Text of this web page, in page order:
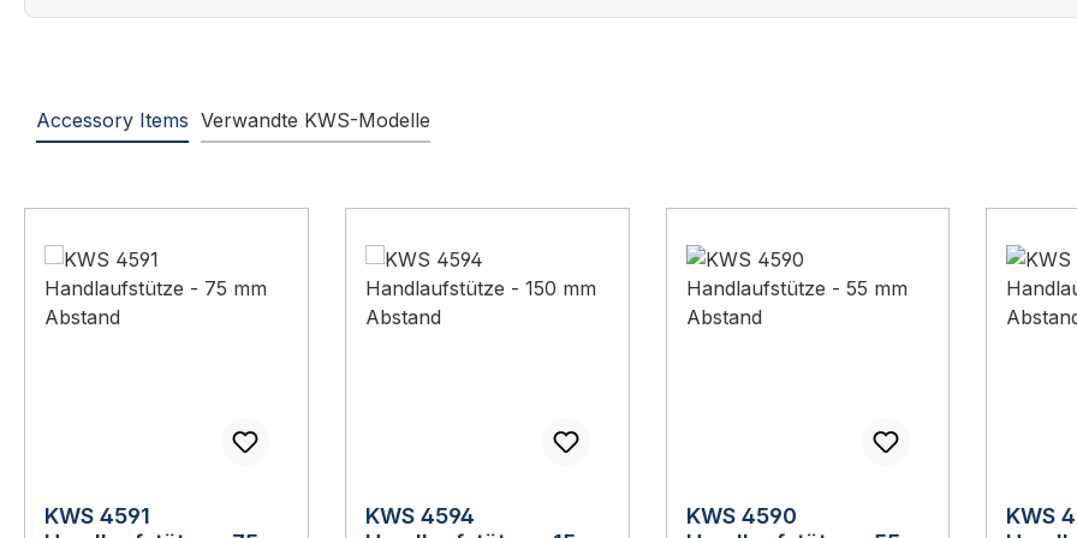
Accessory Items Verwandte KWS-Modelle
KWS 4591
KWS 4594
KWS 4590
KWS